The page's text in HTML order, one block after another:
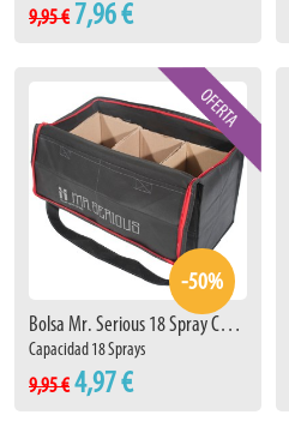
9,95 € 7,96 €
-50%
Bolsa Mr. Serious 18 Spray Can Bag
Capacidad 18 Sprays
9,95 € 4,97 €